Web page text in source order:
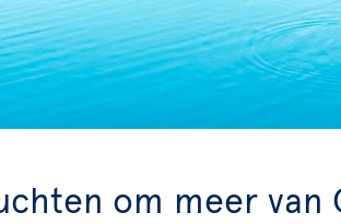
om meer van